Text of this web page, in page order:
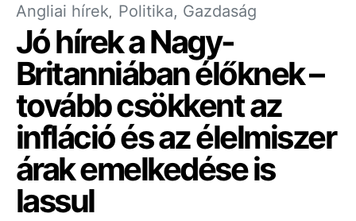
Angliai hírek Politika, Gazdaság
Jó hírek a Nagy-
Britanniában élőknek –
tovább csökkent az
infláció és az élelmiszer
árak emelkedése is
lassul